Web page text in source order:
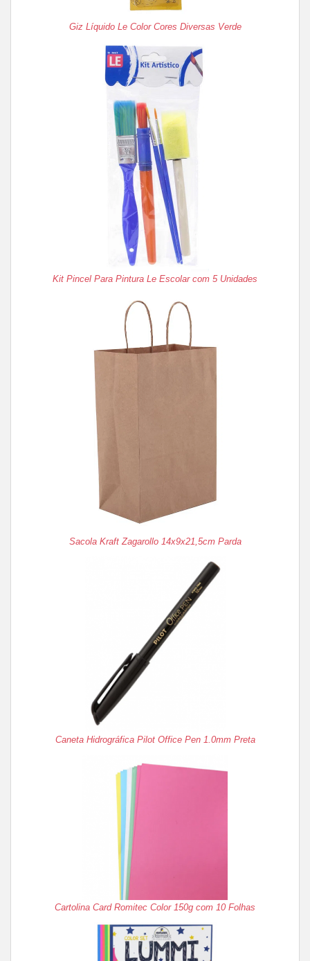
Giz Líquido Le Color Cores Diversas Verde
Kit Pincel Para Pintura Le Escolar com 5 Unidades
Sacola Kraft Zagarollo 14x9x21,5cm Parda
Caneta Hidrográfica Pilot Office Pen 1.0mm Preta
Cartolina Card Romitec Color 150g com 10 Folhas